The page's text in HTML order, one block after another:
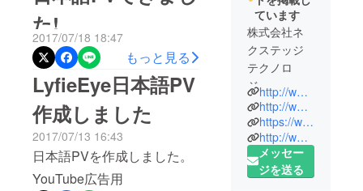
動がまだまだ足りなかった
ことを反省しています。 今
後、引き続きネット、
SNS、イベントを介した啓
蒙(PR)活動を継続して行く
予定です、どこかで見かけ
たらご声援お願いします。
YouTube, Facebook, Lineな
た!
2017/07/18 18:47
もっと見る
LyfieEye日本語PV
作成しました
2017/07/13 16:43
日本語PVを作成しました。
YouTube広告用
ています
株式会社ネ
クステッジ
テクノロ
ジー
http://www.nextedgetech.com
http://www.aerotap.net
https://www.facebook.com/shareedge/
http://www.shareEDGE.com
メッセー
ジを送る